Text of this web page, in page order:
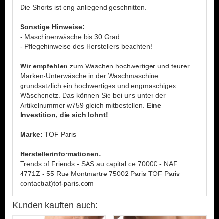
Die Shorts ist eng anliegend geschnitten.
Sonstige Hinweise:
- Maschinenwäsche bis 30 Grad
- Pflegehinweise des Herstellers beachten!
Wir empfehlen zum Waschen hochwertiger und teurer
Marken-Unterwäsche in der Waschmaschine
grundsätzlich ein hochwertiges und engmaschiges
Wäschenetz. Das können Sie bei uns unter der
Artikelnummer w759 gleich mitbestellen. Eine
Investition, die sich lohnt!
Marke: TOF Paris
Herstellerinformationen:
Trends of Friends - SAS au capital de 7000€ - NAF
4771Z - 55 Rue Montmartre 75002 Paris TOF Paris
contact(at)tof-paris.com
Kunden kauften auch: